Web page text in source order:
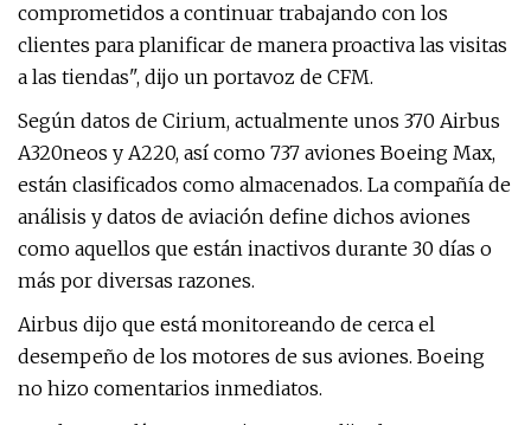
comprometidos a continuar trabajando con los
clientes para planificar de manera proactiva las visitas
a las tiendas", dijo un portavoz de CFM.
Según datos de Cirium, actualmente unos 370 Airbus
A320neos y A220, así como 737 aviones Boeing Max,
están clasificados como almacenados. La compañía de
análisis y datos de aviación define dichos aviones
como aquellos que están inactivos durante 30 días o
más por diversas razones.
Airbus dijo que está monitoreando de cerca el
desempeño de los motores de sus aviones. Boeing
no hizo comentarios inmediatos.